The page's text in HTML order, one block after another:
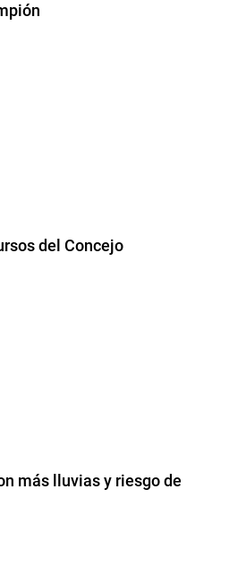
del Concejo
más lluvias y riesgo de